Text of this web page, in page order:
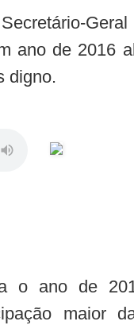
ano de 2016
digno.
o ano de
maior